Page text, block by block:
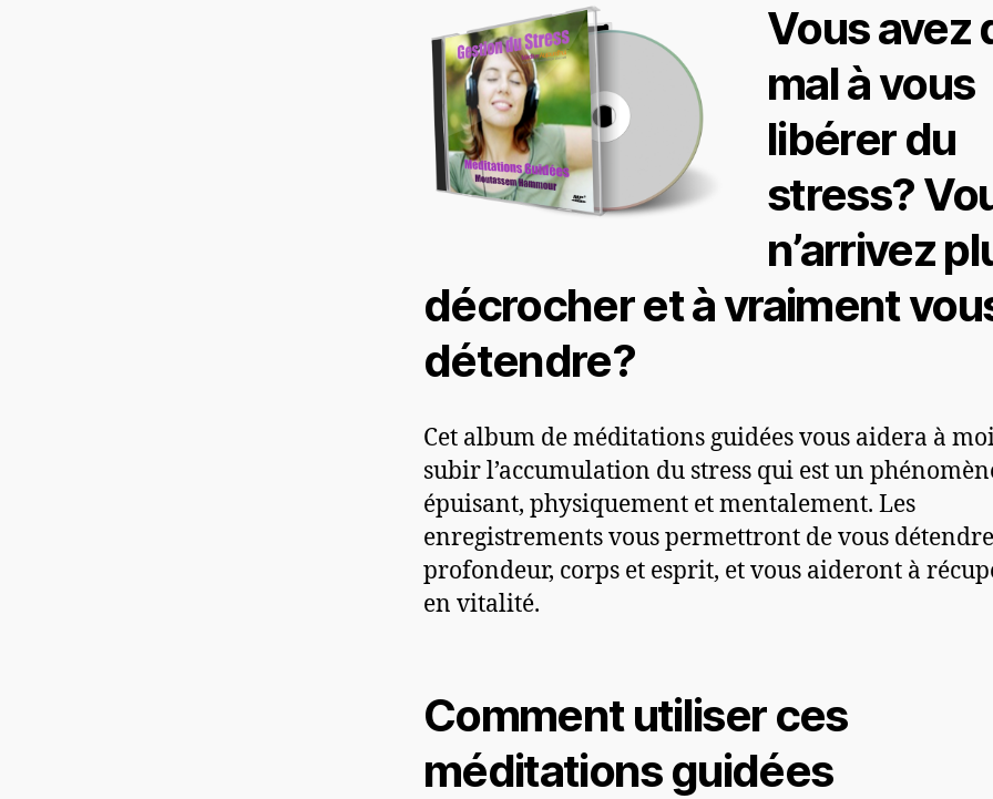
Vous avez
mal à vous
libérer du
stress?
n’arrivez
décrocher et à vraiment
détendre?
Cet album de méditations guidées vous aidera à
subir l’accumulation du stress qui est un
épuisant, physiquement et mentalement. Les
enregistrements vous permettront de vous
profondeur, corps et esprit, et vous aideront à
en vitalité.
Comment utiliser ces
méditations guidées